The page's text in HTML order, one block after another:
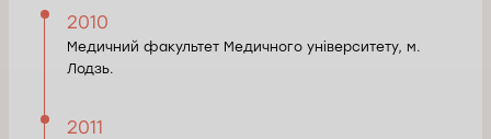
2010
Медичний факультет Медичного університету, м.
Лодзь.
2011